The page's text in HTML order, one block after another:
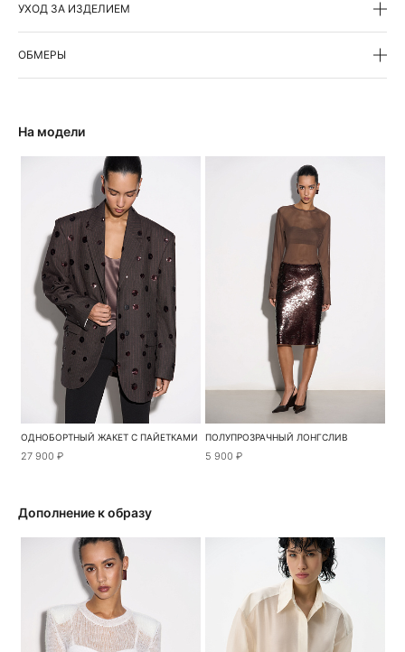
УХОД ЗА ИЗДЕЛИЕМ
ОБМЕРЫ
На модели
ОДНОБОРТНЫЙ ЖАКЕТ С ПАЙЕТКАМИ
27 900 ₽
ПОЛУПРОЗРАЧНЫЙ ЛОНГСЛИВ
5 900 ₽
Дополнение к образу